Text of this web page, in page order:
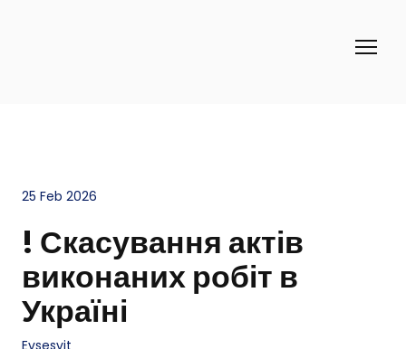
25 Feb 2026
! Скасування актів
виконаних робіт в
Україні
Evsesvit